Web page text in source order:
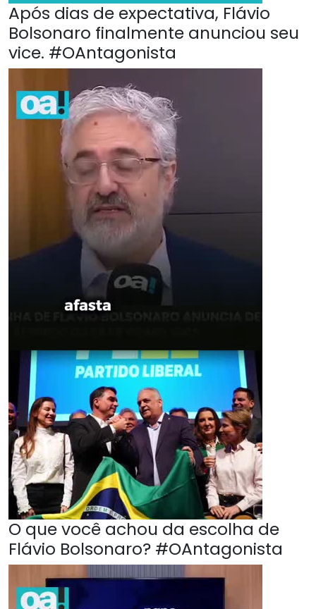
Após dias de expectativa, Flávio
Bolsonaro finalmente anunciou seu
vice. #OAntagonista
O que você achou da escolha de
Flávio Bolsonaro? #OAntagonista